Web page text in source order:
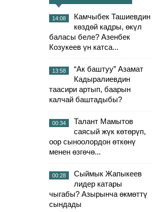
14:08
Камчыбек Ташиевдин
көздөй кадры, өкүл
баласы беле? Азенбек
Козукеев үн катса...
13:58
“Ак баштуу” Азамат
Кадыралиевдин
таасири артып, баарын
калчай баштадыбы?
00:34
Талант Мамытов
саясый жүк көтөрүп,
оор сыноолордон өткөнү
менен өзгөчө...
00:28
Сыймык Жапыкеев
лидер катары
чыгабы? Азырынча өкмөттү
сындады